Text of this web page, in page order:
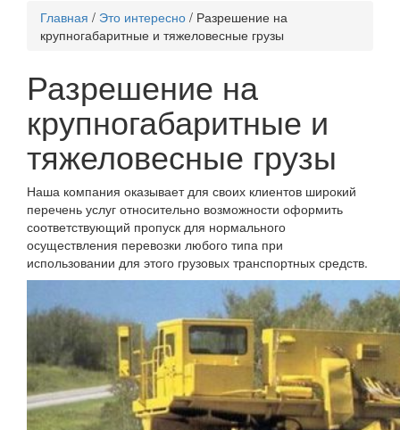
Главная / Это интересно / Разрешение на
крупногабаритные и тяжеловесные грузы
Разрешение на
крупногабаритные и
тяжеловесные грузы
Наша компания оказывает для своих клиентов широкий
перечень услуг относительно возможности оформить
соответствующий пропуск для нормального
осуществления перевозки любого типа при
использовании для этого грузовых транспортных средств.